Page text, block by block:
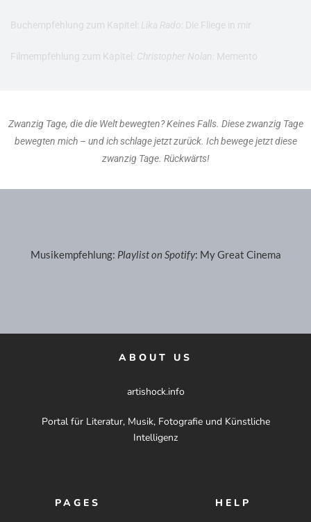
Buchempfehlung zum Kapitel: Lika Rado: Die Fliege in mir
Filmempfehlung zum Kapitel: Christopher Nolan: Memento
Zwanzig Tage, die die Welt bewegten? Keines Falls. Diese zwanzig Tage
bewegten mich – und ich schlage jetzt zurück. Ich bewege jetzt diese
zwanzig Tage. Rückwärts!
Musikempfehlung: Playlist on Spotify: My Great Cinema
ABOUT US
artishock.info
Portal für Literatur, Musik, Fotografie und Künstliche
Intelligenz
PAGES HELP